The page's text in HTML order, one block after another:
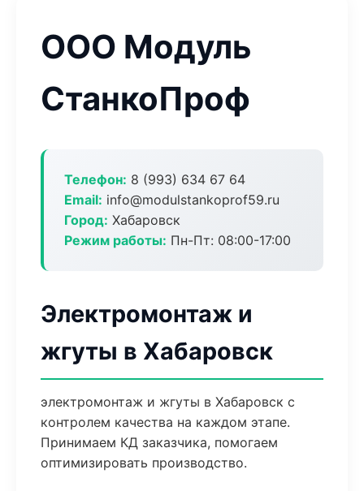
ООО Модуль
СтанкоПроф
Телефон: 8 (993) 634 67 64
Email: info@modulstankoprof59.ru
Город: Хабаровск
Режим работы: Пн-Пт: 08:00-17:00
Электромонтаж и
жгуты в Хабаровск
электромонтаж и жгуты в Хабаровск с
контролем качества на каждом этапе.
Принимаем КД заказчика, помогаем
оптимизировать производство.